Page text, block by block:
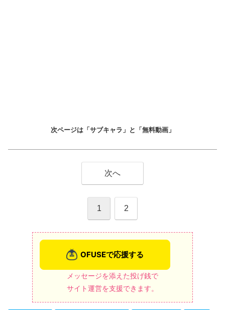
次ページは「サブキャラ」と「無料動画」
次へ
1 2
メッセージを添えた投げ銭で
サイト運営を支援できます。